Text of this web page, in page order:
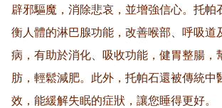
辟邪驅魔，消除悲哀，並增強信心。托帕
衡人體的淋巴腺功能，改善喉部、呼吸道
病，有助於消化、吸收功能，健胃整腸，
肪，輕鬆減肥。此外，托帕石還被傳統中
效，能緩解失眠的症狀，讓您睡得更好。